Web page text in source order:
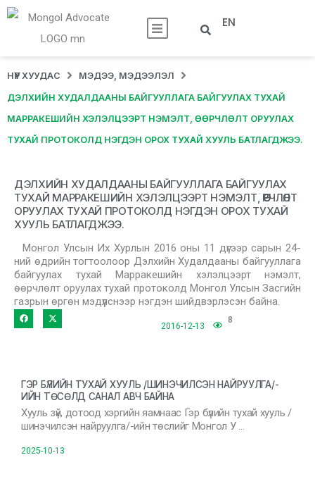
EN
НҮҮР ХУУДАС МЭДЭЭ, МЭДЭЭЛЭЛ
ДЭЛХИЙН ХУДАЛДААНЫ БАЙГУУЛЛАГА БАЙГУУЛАХ ТУХАЙ
МАРРАКЕШИЙН ХЭЛЭЛЦЭЭРТ НЭМЭЛТ, ӨӨРЧЛӨЛТ ОРУУЛАХ
ТУХАЙ ПРОТОКОЛД НЭГДЭН ОРОХ ТУХАЙ ХУУЛЬ БАТЛАГДЖЭЭ.
ДЭЛХИЙН ХУДАЛДААНЫ БАЙГУУЛЛАГА БАЙГУУЛАХ
ТУХАЙ МАРРАКЕШИЙН ХЭЛЭЛЦЭЭРТ НЭМЭЛТ, ӨӨРЧЛӨЛТ
ОРУУЛАХ ТУХАЙ ПРОТОКОЛД НЭГДЭН ОРОХ ТУХАЙ
ХУУЛЬ БАТЛАГДЖЭЭ.
Монгол Улсын Их Хурлын 2016 оны 11 дүгээр сарын 24-
ний өдрийн тогтоолоор Дэлхийн Худалдааны байгууллага
байгуулах тухай Марракешийн хэлэлцээрт нэмэлт,
өөрчлөлт оруулах тухай протоколд Монгол Улсын Засгийн
газрын өргөн мэдүүлснээр нэгдэн шийдвэрлэсэн байна.
2016-12-13
8
ГЭР БҮЛИЙН ТУХАЙ ХУУЛЬ /ШИНЭЧИЛСЭН НАЙРУУЛГА/-
ИЙН ТӨСӨЛД САНАЛ АВЧ БАЙНА
Хууль зүй, дотоод хэргийн яамнаас Гэр бүлийн тухай хууль /
шинэчилсэн найруулга/-ийн төслийг Монгол У …
2025-10-13